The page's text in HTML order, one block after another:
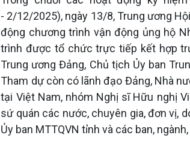
- 2/12/2025), ngày 13/8, Trung ương
động chương trình vận động ủng hộ
trình được tổ chức trực tiếp kết hợp
Trung ương Đảng, Chủ tịch Ủy ban
Tham dự còn có lãnh đạo Đảng, Nhà
tại Việt Nam, nhóm Nghị sĩ Hữu nghị
sứ quán các nước, chuyên gia, đơn vị,
Ủy ban MTTQVN tỉnh và các ban,